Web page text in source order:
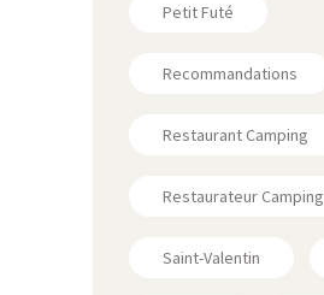
Petit Futé
Recommandations
Restaurant Camping
Restaurateur Camping
Saint-Valentin